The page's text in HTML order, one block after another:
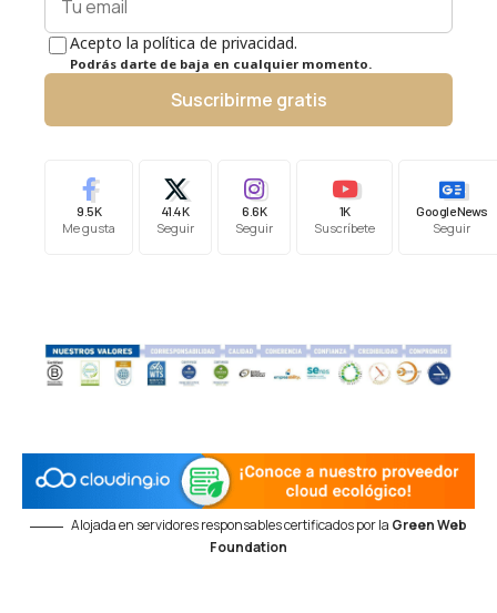
Acepto la política de privacidad.
Podrás darte de baja en cualquier momento.
Suscribirme gratis
9.5K
Me gusta
41.4K
Seguir
6.6K
Seguir
1K
Suscríbete
Google News
Seguir
Alojada en servidores responsables certificados por la Green Web
Foundation